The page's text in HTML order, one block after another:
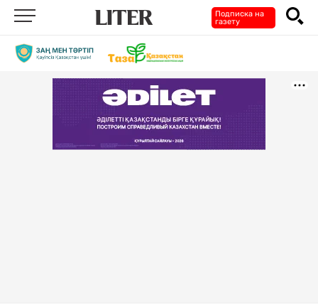
Подписка на
газету